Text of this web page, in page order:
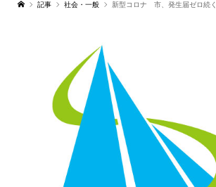
記事 社会・一般 新型コロナ 市、発生届ゼロ続く